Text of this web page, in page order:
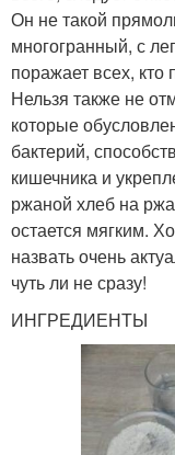
Он не такой
многогранный, с
поражает всех, кто
Нельзя также не
которые
бактерий,
кишечника и
ржаной хлеб на
остается мягким.
назвать очень
чуть ли не сразу!
ИНГРЕДИЕНТЫ